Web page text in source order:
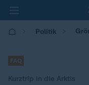
Politik
FAQ
Kurztrip in die Arktis